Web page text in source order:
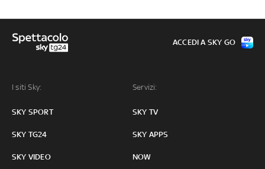
I siti Sky:
SKY SPORT
SKY TG24
SKY VIDEO
Servizi:
SKY TV
SKY APPS
NOW
ACCEDI A SKY GO